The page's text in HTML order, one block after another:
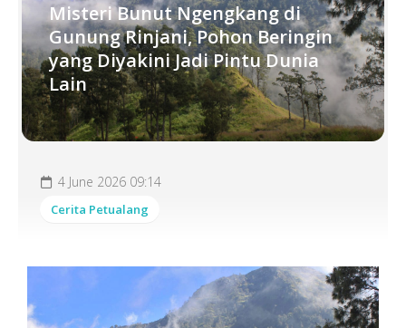
Misteri Bunut Ngengkang di
Gunung Rinjani, Pohon Beringin
yang Diyakini Jadi Pintu Dunia
Lain
4 June 2026 09:14
Cerita Petualang